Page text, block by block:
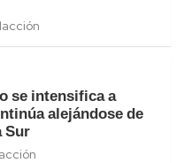
se intensifica a
alejándose de
Sur